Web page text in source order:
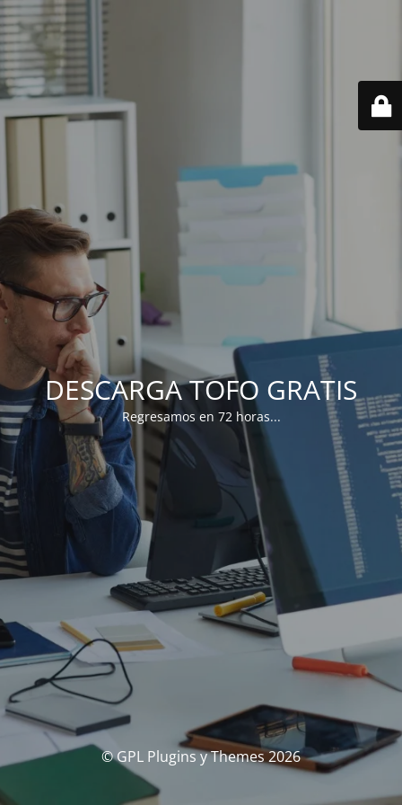
DESCARGA TOFO GRATIS
Regresamos en 72 horas...
© GPL Plugins y Themes 2026